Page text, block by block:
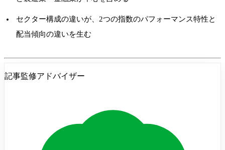
セクター構成の違いが、2つの指数のパフォーマンス特性と
配当傾向の違いを生む
記事監修アドバイザー